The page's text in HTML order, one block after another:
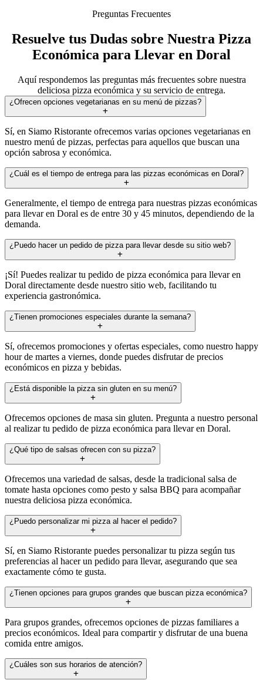
Preguntas Frecuentes
Resuelve tus Dudas sobre Nuestra Pizza
Económica para Llevar en Doral
Aquí respondemos las preguntas más frecuentes sobre nuestra
deliciosa pizza económica y su servicio de entrega.
¿Ofrecen opciones vegetarianas en su menú de pizzas?
Sí, en Siamo Ristorante ofrecemos varias opciones vegetarianas en
nuestro menú de pizzas, perfectas para aquellos que buscan una
opción sabrosa y económica.
¿Cuál es el tiempo de entrega para las pizzas económicas en Doral?
Generalmente, el tiempo de entrega para nuestras pizzas económicas
para llevar en Doral es de entre 30 y 45 minutos, dependiendo de la
demanda.
¿Puedo hacer un pedido de pizza para llevar desde su sitio web?
¡Sí! Puedes realizar tu pedido de pizza económica para llevar en
Doral directamente desde nuestro sitio web, facilitando tu
experiencia gastronómica.
¿Tienen promociones especiales durante la semana?
Sí, ofrecemos promociones y ofertas especiales, como nuestro happy
hour de martes a viernes, donde puedes disfrutar de precios
económicos en pizza y bebidas.
¿Está disponible la pizza sin gluten en su menú?
Ofrecemos opciones de masa sin gluten. Pregunta a nuestro personal
al realizar tu pedido de pizza económica para llevar en Doral.
¿Qué tipo de salsas ofrecen con su pizza?
Ofrecemos una variedad de salsas, desde la tradicional salsa de
tomate hasta opciones como pesto y salsa BBQ para acompañar
nuestra deliciosa pizza económica.
¿Puedo personalizar mi pizza al hacer el pedido?
Sí, en Siamo Ristorante puedes personalizar tu pizza según tus
preferencias al hacer un pedido para llevar, asegurando que sea
exactamente cómo te gusta.
¿Tienen opciones para grupos grandes que buscan pizza económica?
Para grupos grandes, ofrecemos opciones de pizzas familiares a
precios económicos. Ideal para compartir y disfrutar de una buena
comida entre amigos.
¿Cuáles son sus horarios de atención?